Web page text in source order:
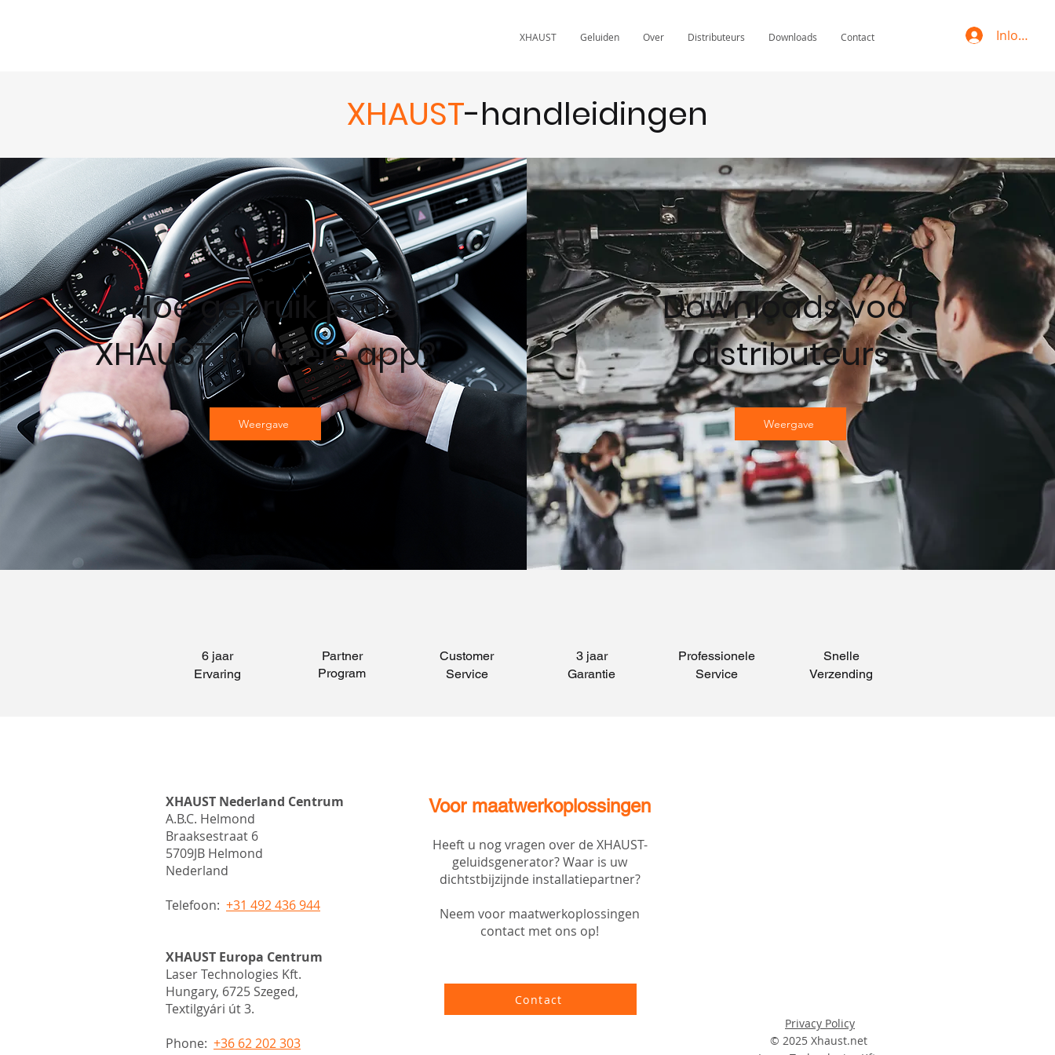
XHAUST Geluiden Over Distributeurs Downloads Contact Inloggen
XHAUST-handleidingen
Hoe gebruik je de
XHAUST mobiele app?
Weergave
Downloads voor
distributeurs
Weergave
6 jaar
Ervaring
Partner
Program
Customer
Service
3 jaar
Garantie
Professionele
Service
Snelle
Verzending
Voor maatwerkoplossingen
Heeft u nog vragen over de XHAUST-
geluidsgenerator? Waar is uw
dichtstbijzijnde installatiepartner?
Neem voor maatwerkoplossingen
contact met ons op!
Contact
Privacy Policy
© 2025 Xhaust.net
XHAUST Nederland Centrum
A.B.C. Helmond
Braaksestraat 6
5709JB Helmond
Nederland
Telefoon: +31 492 436 944
XHAUST Europa Centrum
Laser Technologies Kft.
Hungary, 6725 Szeged,
Textilgyári út 3.
Phone: +36 62 202 303